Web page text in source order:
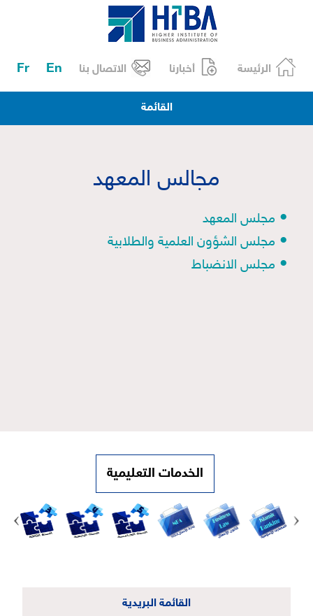
الرئيسة أخبارنا الاتصال بنا En
Fr
القائمة
مجالس المعهد
• مجلس المعهد
• مجلس الشؤون العلمية والطلابية
• مجلس الانضباط
الخدمات التعليمية
القائمة البريدية